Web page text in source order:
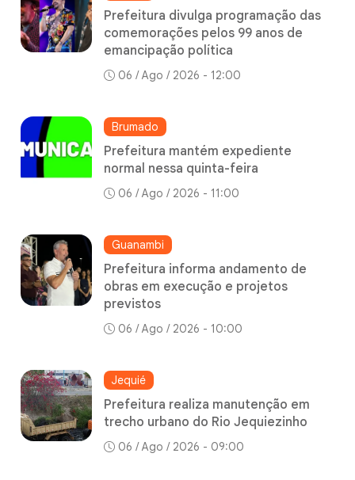
Prefeitura divulga programação das
comemorações pelos 99 anos de
emancipação política
06 / Ago / 2026 - 12:00
Brumado
Prefeitura mantém expediente
normal nessa quinta-feira
06 / Ago / 2026 - 11:00
Guanambi
Prefeitura informa andamento de
obras em execução e projetos
previstos
06 / Ago / 2026 - 10:00
Jequié
Prefeitura realiza manutenção em
trecho urbano do Rio Jequiezinho
06 / Ago / 2026 - 09:00